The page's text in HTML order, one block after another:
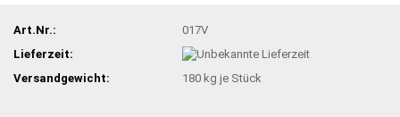
Art.Nr.:
017V
Lieferzeit:
Versandgewicht:
180 kg je Stück